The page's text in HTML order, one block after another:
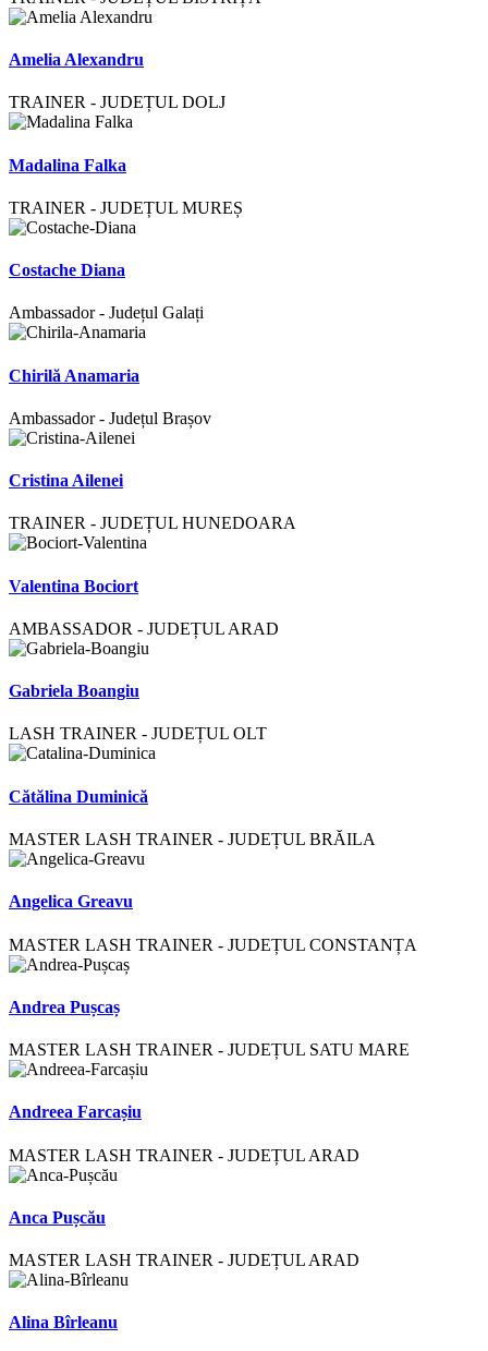
Amelia Alexandru
TRAINER - JUDEȚUL DOLJ
Madalina Falka
TRAINER - JUDEȚUL MUREȘ
Costache Diana
Ambassador - Județul Galați
Chirilă Anamaria
Ambassador - Județul Brașov
Cristina Ailenei
TRAINER - JUDEȚUL HUNEDOARA
Valentina Bociort
AMBASSADOR - JUDEȚUL ARAD
Gabriela Boangiu
LASH TRAINER - JUDEȚUL OLT
Cătălina Duminică
MASTER LASH TRAINER - JUDEȚUL BRĂILA
Angelica Greavu
MASTER LASH TRAINER - JUDEȚUL CONSTANȚA
Andrea Pușcaș
MASTER LASH TRAINER - JUDEȚUL SATU MARE
Andreea Farcașiu
MASTER LASH TRAINER - JUDEȚUL ARAD
Anca Pușcău
MASTER LASH TRAINER - JUDEȚUL ARAD
Alina Bîrleanu